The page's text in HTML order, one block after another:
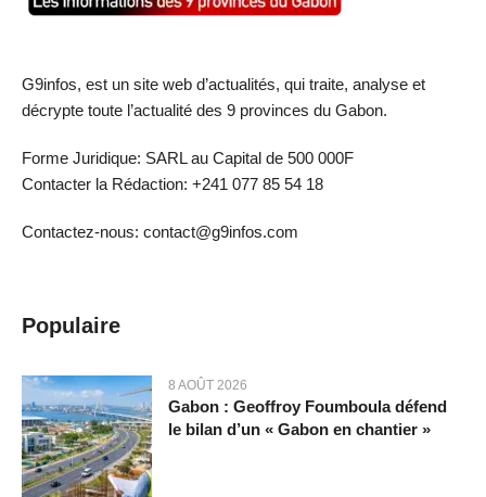
G9infos, est un site web d’actualités, qui traite, analyse et
décrypte toute l’actualité des 9 provinces du Gabon.
Forme Juridique: SARL au Capital de 500 000F
Contacter la Rédaction: +241 077 85 54 18
Contactez-nous: contact@g9infos.com
Populaire
8 AOÛT 2026
Gabon : Geoffroy Foumboula défend
le bilan d’un « Gabon en chantier »